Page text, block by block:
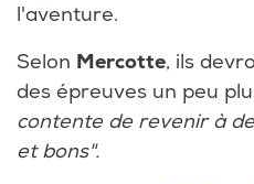
l'aventure.
Selon Mercotte, ils
des épreuves un peu
contente de revenir à
et bons".